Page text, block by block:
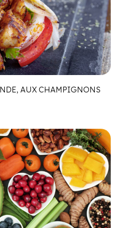
AUX CHAMPIGNONS